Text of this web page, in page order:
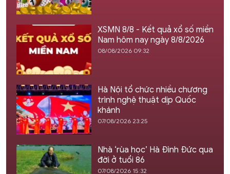
XSMN 8/8 - Kết quả xổ số miền
Nam hôm nay ngày 8/8/2026
08/08/2026 09:32
Hà Nội tổ chức nhiều chương
trình nghệ thuật dịp Quốc
khánh
07/08/2026 23:25
Nhà ‘rùa học’ Hà Đình Đức qua
đời ở tuổi 86
07/08/2026 15:32